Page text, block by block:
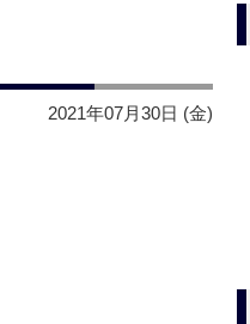
2021年07月30日 (金)